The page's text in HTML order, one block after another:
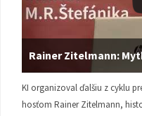
Rainer Zitelmann:
KI organizoval ďalšiu z cyklu
hosťom Rainer Zitelmann,